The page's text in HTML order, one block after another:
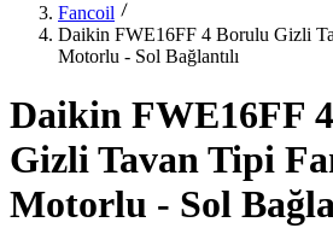
Fancoil
Daikin FWE16FF 4 Borulu Gizli
Motorlu - Sol Bağlantılı
Daikin FWE16FF
Gizli Tavan Tipi
Motorlu - Sol